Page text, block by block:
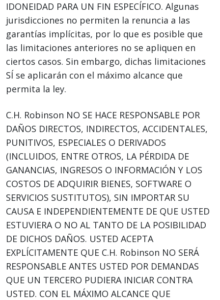
IDONEIDAD PARA UN FIN ESPECÍFICO. Algunas
jurisdicciones no permiten la renuncia a las
garantías implícitas, por lo que es posible que
las limitaciones anteriores no se apliquen en
ciertos casos. Sin embargo, dichas limitaciones
SÍ se aplicarán con el máximo alcance que
permita la ley.
C.H. Robinson NO SE HACE RESPONSABLE POR
DAÑOS DIRECTOS, INDIRECTOS, ACCIDENTALES,
PUNITIVOS, ESPECIALES O DERIVADOS
(INCLUIDOS, ENTRE OTROS, LA PÉRDIDA DE
GANANCIAS, INGRESOS O INFORMACIÓN Y LOS
COSTOS DE ADQUIRIR BIENES, SOFTWARE O
SERVICIOS SUSTITUTOS), SIN IMPORTAR SU
CAUSA E INDEPENDIENTEMENTE DE QUE USTED
ESTUVIERA O NO AL TANTO DE LA POSIBILIDAD
DE DICHOS DAÑOS. USTED ACEPTA
EXPLÍCITAMENTE QUE C.H. Robinson NO SERÁ
RESPONSABLE ANTES USTED POR DEMANDAS
QUE UN TERCERO PUDIERA INICIAR CONTRA
USTED. CON EL MÁXIMO ALCANCE QUE